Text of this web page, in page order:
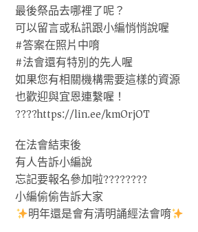
最後祭品去哪裡了呢？
可以留言或私訊跟小編悄悄說喔
#答案在照片中唷
#法會還有特別的先人喔
如果您有相關機構需要這樣的資源
也歡迎與宜恩連繫喔！
????https://lin.ee/kmOrjOT
在法會結束後
有人告訴小編說
忘記要報名參加啦????????
小編偷偷告訴大家
明年還是會有清明誦經法會唷